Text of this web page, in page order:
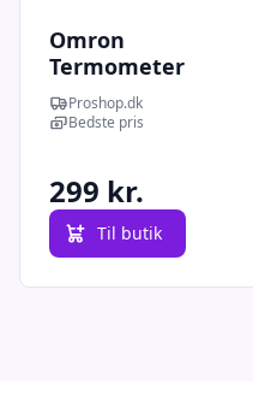
Omron
Termometer
Gentle Temp 730 -
infrarødt
Proshop.dk
Bedste pris
299 kr.
Til butik